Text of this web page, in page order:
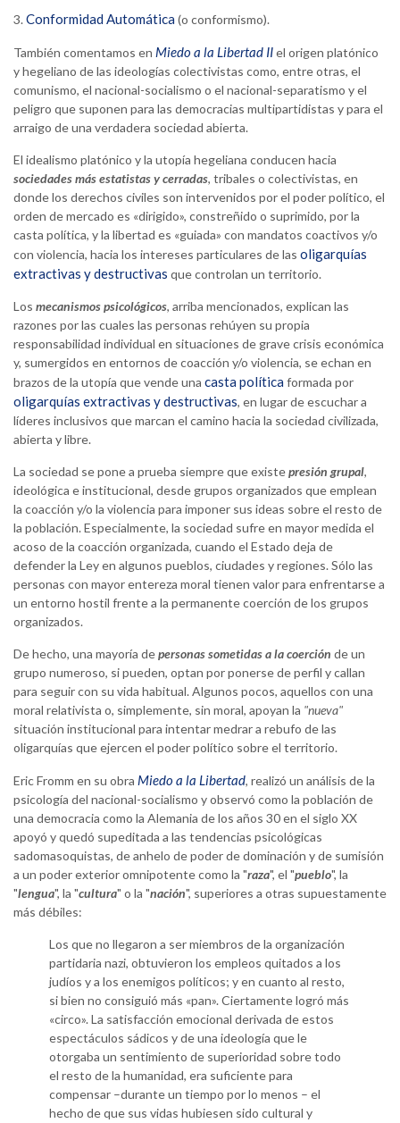
3.Conformidad Automática (o conformismo).
También comentamos en Miedo a la Libertad IIel origen platónico
y hegeliano de las ideologías colectivistas como, entre otras, el
comunismo, el nacional-socialismo o el nacional-separatismo y el
peligro que suponen para las democracias multipartidistas y para el
arraigo de una verdadera sociedad abierta.
El idealismo platónico y la utopía hegeliana conducen hacia
sociedades más estatistas y cerradas, tribales o colectivistas, en
donde los derechos civiles son intervenidos por el poder político, el
orden de mercado es «dirigido», constreñido o suprimido, por la
casta política, y la libertad es «guiada» con mandatos coactivos y/o
con violencia, hacia los intereses particulares de las oligarquías
extractivas y destructivas que controlan un territorio.
Los mecanismos psicológicos, arriba mencionados, explican las
razones por las cuales las personas rehúyen su propia
responsabilidad individual en situaciones de grave crisis económica
y, sumergidos en entornos de coacción y/o violencia, se echan en
brazos de la utopía que vende una casta política formada por
oligarquías extractivas y destructivas, en lugar de escuchar a
líderes inclusivos que marcan el camino hacia la sociedad civilizada,
abierta y libre.
La sociedad se pone a prueba siempre que existepresión grupal,
ideológica e institucional, desde grupos organizados que emplean
la coacción y/o la violencia para imponer sus ideas sobre el resto de
la población. Especialmente, la sociedad sufre en mayor medida el
acoso de la coacción organizada, cuando el Estado deja de
defender la Ley en algunos pueblos, ciudades y regiones. Sólo las
personas con mayor entereza moral tienen valor para enfrentarse a
un entorno hostil frente a la permanente coerción de los grupos
organizados.
De hecho, una mayoría depersonas sometidas a la coerción de un
grupo numeroso, si pueden, optan por ponerse de perfil y callan
para seguir con su vida habitual. Algunos pocos, aquellos con una
moral relativista o, simplemente, sin moral, apoyan la "nueva"
situación institucional para intentar medrar a rebufo de las
oligarquías que ejercen el poder político sobre el territorio.
Eric Fromm en su obra Miedo a la Libertad, realizó un análisis de la
psicología del nacional-socialismo y observó como la población de
una democracia como la Alemania de los años 30 en el siglo XX
apoyó y quedó supeditada a las tendencias psicológicas
sadomasoquistas, de anhelo de poder de dominación y de sumisión
a un poder exterior omnipotente como la "raza", el "pueblo", la
"lengua", la "cultura" o la "nación", superiores a otras supuestamente
más débiles:
Los que no llegaron a ser miembros de la organización
partidaria nazi, obtuvieron los empleos quitados a los
judíos y a los enemigos políticos; y en cuanto al resto,
si bien no consiguió más «pan». Ciertamente logró más
«circo». La satisfacción emocional derivada de estos
espectáculos sádicos y de una ideología que le
otorgaba un sentimiento de superioridad sobre todo
el resto de la humanidad, era suficiente para
compensar –durante un tiempo por lo menos – el
hecho de que sus vidas hubiesen sido cultural y